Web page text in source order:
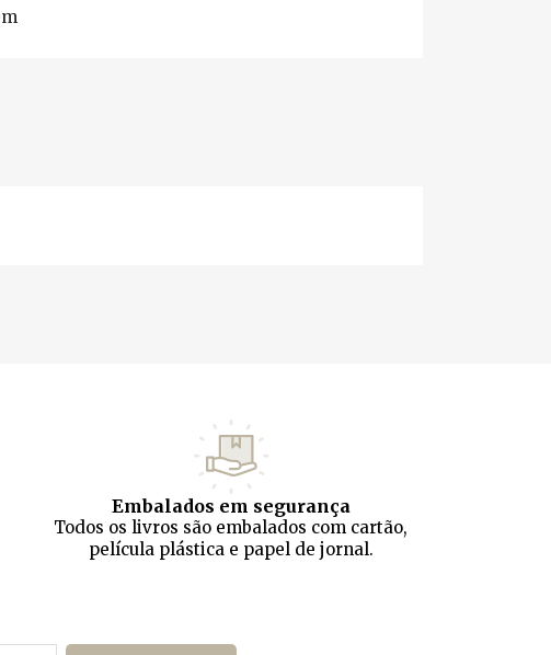
Embalados em segurança
Todos os livros são embalados com cartão,
película plástica e papel de jornal.